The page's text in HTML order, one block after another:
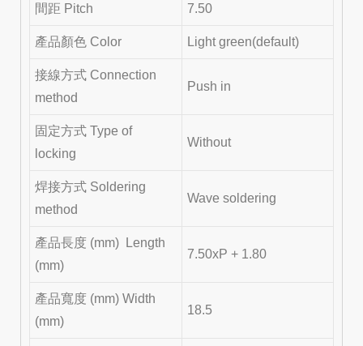
間距 Pitch 7.50
產品顏色 Color Light green(default)
接線方式 Connection
method
Push in
固定方式 Type of
locking
Without
焊接方式 Soldering
method
Wave soldering
產品長度 (mm) Length
(mm)
7.50xP + 1.80
產品寬度 (mm) Width
(mm)
18.5